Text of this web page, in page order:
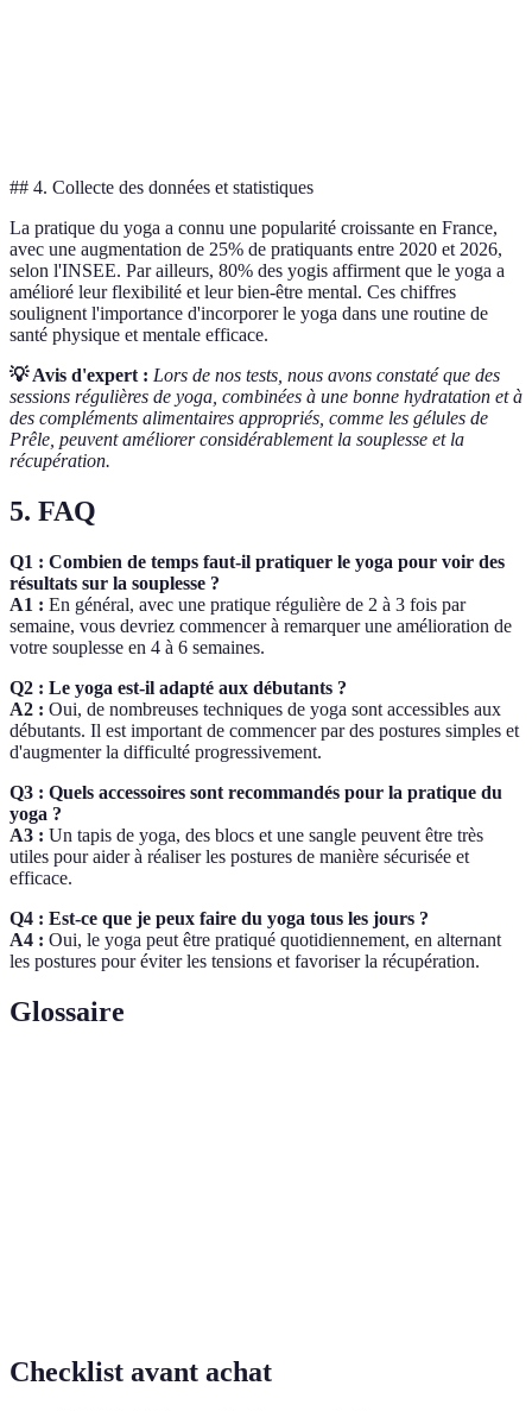
## 4. Collecte des données et statistiques
La pratique du yoga a connu une popularité croissante en France,
avec une augmentation de 25% de pratiquants entre 2020 et 2026,
selon l'INSEE. Par ailleurs, 80% des yogis affirment que le yoga a
amélioré leur flexibilité et leur bien-être mental. Ces chiffres
soulignent l'importance d'incorporer le yoga dans une routine de
santé physique et mentale efficace.
💡 Avis d'expert : Lors de nos tests, nous avons constaté que des
sessions régulières de yoga, combinées à une bonne hydratation et à
des compléments alimentaires appropriés, comme les gélules de
Prêle, peuvent améliorer considérablement la souplesse et la
récupération.
5. FAQ
Q1 : Combien de temps faut-il pratiquer le yoga pour voir des
résultats sur la souplesse ?
A1 : En général, avec une pratique régulière de 2 à 3 fois par
semaine, vous devriez commencer à remarquer une amélioration de
votre souplesse en 4 à 6 semaines.
Q2 : Le yoga est-il adapté aux débutants ?
A2 : Oui, de nombreuses techniques de yoga sont accessibles aux
débutants. Il est important de commencer par des postures simples et
d'augmenter la difficulté progressivement.
Q3 : Quels accessoires sont recommandés pour la pratique du
yoga ?
A3 : Un tapis de yoga, des blocs et une sangle peuvent être très
utiles pour aider à réaliser les postures de manière sécurisée et
efficace.
Q4 : Est-ce que je peux faire du yoga tous les jours ?
A4 : Oui, le yoga peut être pratiqué quotidiennement, en alternant
les postures pour éviter les tensions et favoriser la récupération.
Glossaire
Checklist avant achat